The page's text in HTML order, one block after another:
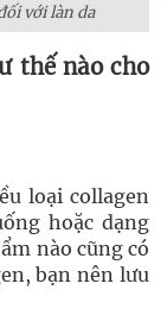
với làn da
thế nào cho
loại collagen
hoặc dạng
nào cũng có
bạn nên lưu